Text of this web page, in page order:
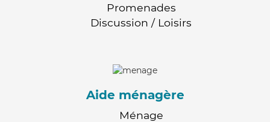
Promenades
Discussion / Loisirs
Aide ménagère
Ménage